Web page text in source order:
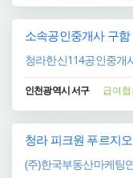
소속공인중개사 구함
청라한신114공인중개
인천광역시 서구 급여협
청라 피크원 푸르지오
(주)한국부동산마케팅